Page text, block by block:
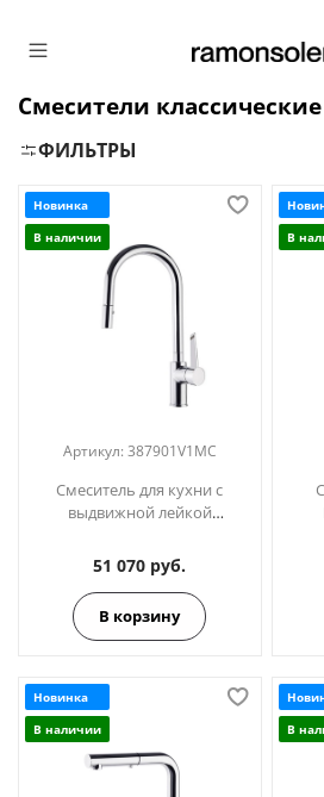
Смесители
Новинка
В наличии
Артикул: 387901V1MC
Смеситель для кухни с
выдвижной лейкой
51 070 руб.
В корзину
В
Новинка
В наличии
В
ФИЛЬТРЫ